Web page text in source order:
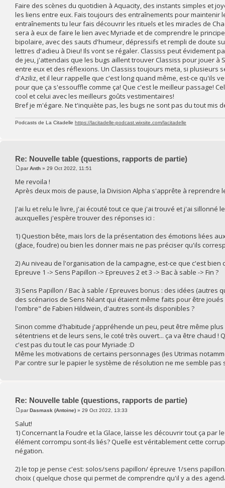
Faire des scènes du quotidien à Aquacity, des instants simples et
les liens entre eux. Fais toujours des entraînements pour maintenir
entraînements tu leur fais découvrir les rituels et les miracles de
sera à eux de faire le lien avec Myriade et de comprendre le
bipolaire, avec des sauts d'humeur, dépressifs et rempli de doute
lettres d'adieu à Dieu! Ils vont se régaler. Classiss peut évidement
de jeu, j'attendais que les bugs aillent trouver Classiss pour jouer
entre eux et des réflexions. Un Classiss toujours meta, si plusieurs
d'Aziliz, et il leur rappelle que c'est long quand même, est-ce qu'ils
pour que ça s'essouffle comme ça! Que c'est le meilleur passage!
cool et celui avec les meilleurs goûts vestimentaires!
Bref je m'égare. Ne t'inquiète pas, les bugs ne sont pas du tout mis
Podcasts de La Citadelle https://lacitadelle-podcast.wixsite.com/lacitadelle
Re: Nouvelle table (questions, rapports de partie)
parAnth » 29 Oct 2022, 11:51
Me revoila !
Après deux mois de pause, la Division Alpha s'apprête à reprendre
J'ai lu et relu le livre, j'ai écouté tout ce que j'ai trouvé et j'ai
auxquelles j'espère trouver des réponses ici :
1) Question bête, mais lors de la présentation des émotions liées
(glace, foudre) ou bien les donner mais ne pas préciser qu'ils
2) Au niveau de l'organisation de la campagne, est-ce que c'est bien
Epreuve 1 -> Sens Papillon -> Epreuves 2 et 3 -> Bac à sable -> Fin ?
3) Sens Papillon / Bac à sable / Epreuves bonus : des idées
des scénarios de Sens Néant qui étaient même faits pour être
l'ombre" de Fabien Hildwein, d'autres sont-ils disponibles ?
Sinon comme d'habitude j'appréhende un peu, peut être même
sétentriens et de leurs sens, le coté très ouvert... ça va être chaud
c'est pas du tout le cas pour Myriade :D
Même les motivations de certains personnages (les Utrimas
Par contre sur le papier le système de résolution ne me semble
Re: Nouvelle table (questions, rapports de partie)
parDasmask (Antoine) » 29 Oct 2022, 13:33
Salut!
1) Concernant la Foudre et la Glace, laisse les découvrir tout ça
élément corrompu sont-ils liés? Quelle est véritablement cette
négation.
2) le top je pense c'est: solos/sens papillon/ épreuve 1/sens
choix ( quelque chose qui permet de comprendre qu'il y a des